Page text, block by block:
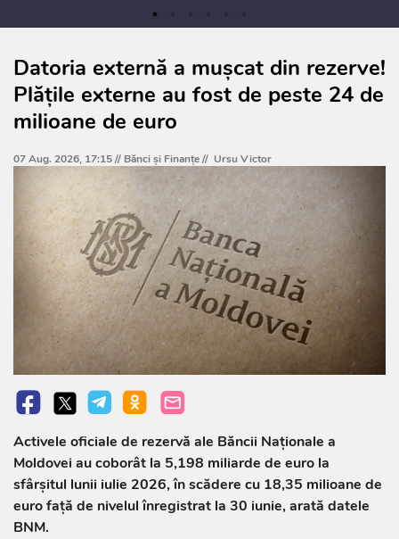
Datoria externă a mușcat din rezerve!
Plățile externe au fost de peste 24 de
milioane de euro
07 Aug. 2026, 17:15 // Bănci şi Finanţe// Ursu Victor
Activele oficiale de rezervă ale Băncii Naționale a
Moldovei au coborât la 5,198 miliarde de euro la
sfârșitul lunii iulie 2026, în scădere cu 18,35 milioane de
euro față de nivelul înregistrat la 30 iunie, arată datele
BNM.